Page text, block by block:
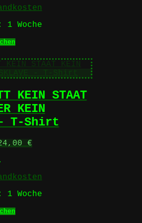
1 Woche
Dieses
weist
mehrere
Varianten
Die
Optionen
können
auf
Produktseite
gewählt
KEIN STAAT
KEIN
– T-Shirt
€
1 Woche
Dieses